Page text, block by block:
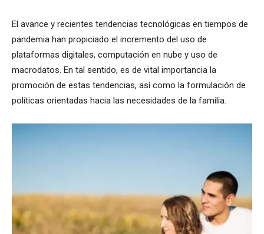
El avance y recientes tendencias tecnológicas en tiempos de
pandemia han propiciado el incremento del uso de
plataformas digitales, computación en nube y uso de
macrodatos. En tal sentido, es de vital importancia la
promoción de estas tendencias, así como la formulación de
políticas orientadas hacia las necesidades de la familia.